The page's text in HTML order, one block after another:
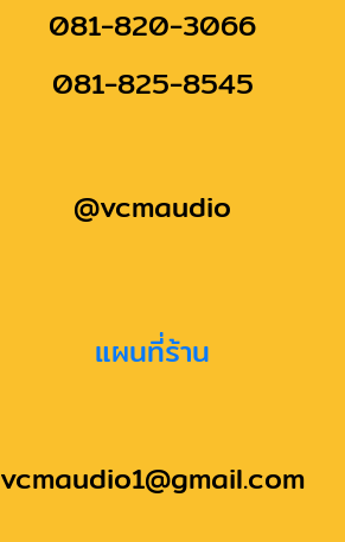
081-820-3066
081-825-8545
@vcmaudio
แผนที่ร้าน
vcmaudio1@gmail.com